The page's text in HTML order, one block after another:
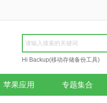
Hi Backup(移动存储备份工具)
Repair
苹果应用 专题集合